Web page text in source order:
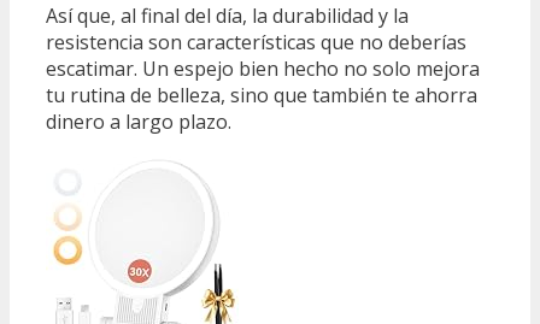
Así que, al final del día, la durabilidad y la
resistencia son características que no deberías
escatimar. Un espejo bien hecho no solo mejora
tu rutina de belleza, sino que también te ahorra
dinero a largo plazo.